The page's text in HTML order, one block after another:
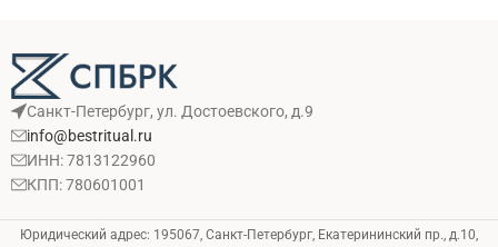
Санкт-Петербург, ул. Достоевского, д.9
info@bestritual.ru
ИНН: 7813122960
КПП: 780601001
Юридический адрес: 195067, Санкт-Петербург, Екатерининский пр., д.10,